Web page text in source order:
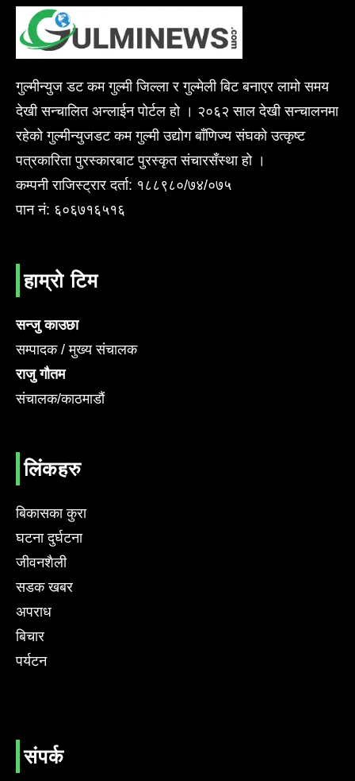
गुल्मीन्युज डट कम गुल्मी जिल्ला र गुल्मेली बिट बनाएर लामो समय
देखी सन्चालित अन्लाईन पोर्टल हो । २०६२ साल देखी सन्चालनमा
रहेको गुल्मीन्युजडट कम गुल्मी उद्योग बाँणिज्य संघको उत्कृष्ट
पत्रकारिता पुरस्कारबाट पुरस्कृत संचारसँस्था हो ।
कम्पनी राजिस्ट्रार दर्ता: १८८९८०/७४/०७५
पान नं: ६०६७१६५१६
हाम्रो टिम
सन्जु काउछा
सम्पादक / मुख्य संचालक
राजु गौतम
संचालक/काठमाडौं
लिंकहरु
बिकासका कुरा
घटना दुर्घटना
जीवनशैली
सडक खबर
अपराध
बिचार
पर्यटन
संपर्क